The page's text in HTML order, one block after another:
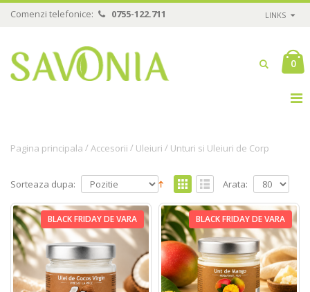
Comenzi telefonice: 0755-122.711 LINKS
0
Pagina principala /Accesorii / Uleiuri / Unturi si Uleiuri de Corp
Sorteaza dupa: Arata:
BLACK FRIDAY DE VARA BLACK FRIDAY DE VARA